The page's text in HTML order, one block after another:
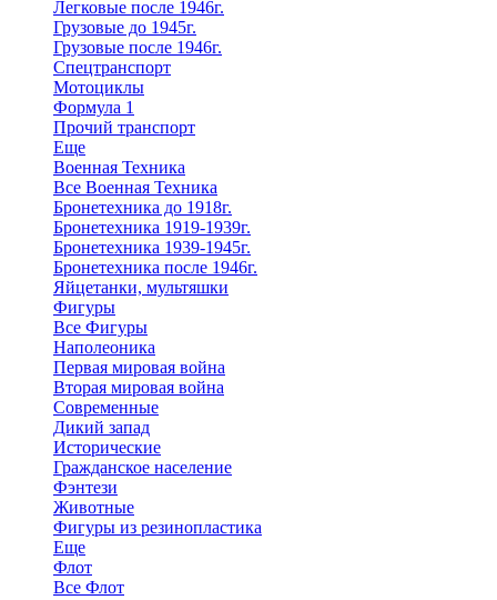
Легковые после 1946г.
Грузовые до 1945г.
Грузовые после 1946г.
Спецтранспорт
Мотоциклы
Формула 1
Прочий транспорт
Еще
Военная Техника
Все Военная Техника
Бронетехника до 1918г.
Бронетехника 1919-1939г.
Бронетехника 1939-1945г.
Бронетехника после 1946г.
Яйцетанки, мультяшки
Фигуры
Все Фигуры
Наполеоника
Первая мировая война
Вторая мировая война
Современные
Дикий запад
Исторические
Гражданское население
Фэнтези
Животные
Фигуры из резинопластика
Еще
Флот
Все Флот